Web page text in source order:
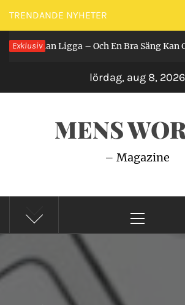
Hoppa
till
innehåll
TRENDANDE NYHETER
Exklusiv
Får Man Ligga – Och En Bra Säng Kan
lördag, aug 8, 2026
MENS
– Magazine
meny